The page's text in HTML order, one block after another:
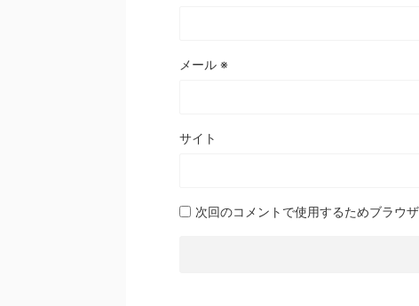
メール ※
サイト
次回のコメントで使用するためブラウ